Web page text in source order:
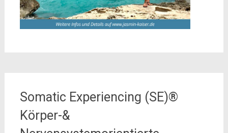
Somatic Experiencing (SE)®
Körper-&